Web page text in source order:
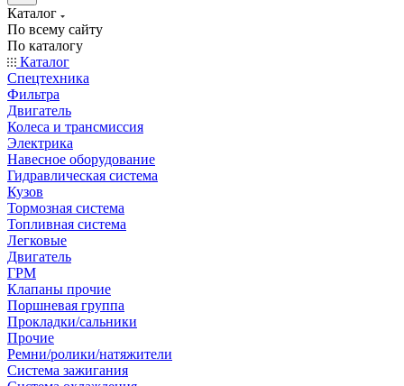
Каталог
По всему сайту
По каталогу
Каталог
Спецтехника
Фильтра
Двигатель
Колеса и трансмиссия
Электрика
Навесное оборудование
Гидравлическая система
Кузов
Тормозная система
Топливная система
Легковые
Двигатель
ГРМ
Клапаны прочие
Поршневая группа
Прокладки/сальники
Прочие
Ремни/ролики/натяжители
Система зажигания